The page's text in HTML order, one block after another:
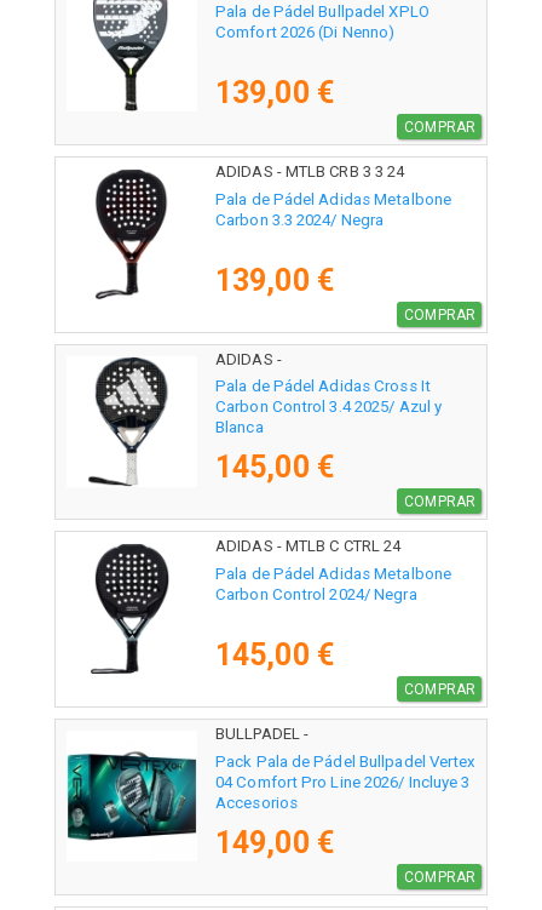
Pala de Pádel Bullpadel XPLO
Comfort 2026 (Di Nenno)
139,00 €
COMPRAR
ADIDAS - MTLB CRB 3 3 24
Pala de Pádel Adidas Metalbone
Carbon 3.3 2024/ Negra
139,00 €
COMPRAR
ADIDAS -
Pala de Pádel Adidas Cross It
Carbon Control 3.4 2025/ Azul y
Blanca
145,00 €
COMPRAR
ADIDAS - MTLB C CTRL 24
Pala de Pádel Adidas Metalbone
Carbon Control 2024/ Negra
145,00 €
COMPRAR
BULLPADEL -
Pack Pala de Pádel Bullpadel Vertex
04 Comfort Pro Line 2026/ Incluye 3
Accesorios
149,00 €
COMPRAR